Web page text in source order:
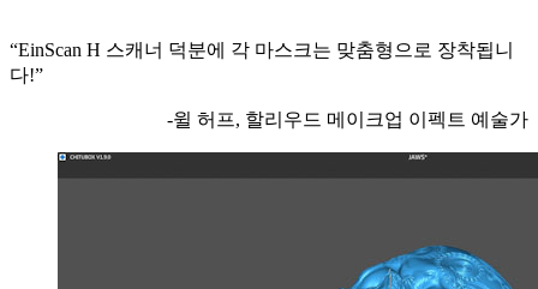
“EinScan H 스캐너 덕분에 각 마스크는 맞춤형으로 장착됩니
다!”
-윌 허프, 할리우드 메이크업 이펙트 예술가